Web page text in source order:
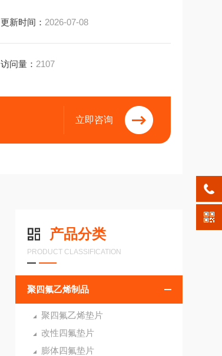
更新时间： 2026-07-08
访问量： 2107
立即咨询
产品分类
PRODUCT CLASSIFICATION
聚四氟乙烯制品
聚四氟乙烯垫片
改性四氟垫片
膨体四氟垫片